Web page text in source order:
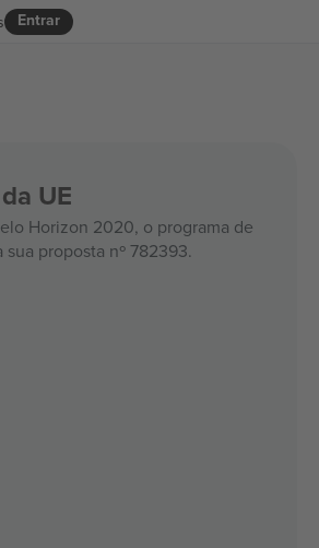
Entrar
UE
Horizon 2020, o programa de
proposta nº 782393.